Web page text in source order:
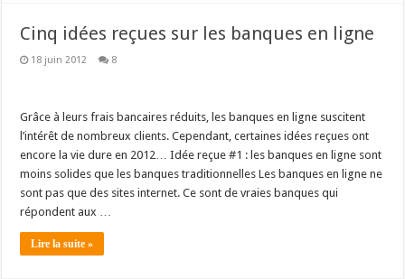
Cinq idées reçues sur les banques en ligne
18 juin 2012 8
Grâce à leurs frais bancaires réduits, les banques en ligne suscitent
l’intérêt de nombreux clients. Cependant, certaines idées reçues ont
encore la vie dure en 2012… Idée reçue #1 : les banques en ligne sont
moins solides que les banques traditionnelles Les banques en ligne ne
sont pas que des sites internet. Ce sont de vraies banques qui
répondent aux …
Lire la suite »